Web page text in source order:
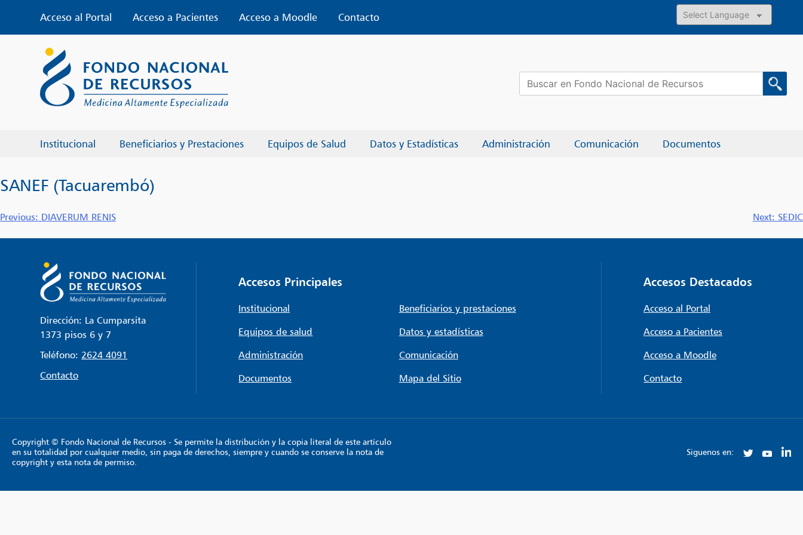
content
Acceso al Portal Acceso a Pacientes Acceso a Moodle
Contacto
Powered by
Institucional Beneficiarios y Prestaciones Equipos de Salud Datos y Estadísticas Administración Comunicación Documentos
Buscar:
SANEF (Tacuarembó)
Navegación
de
entradas
Previous: DIAVERUM RENIS Next: SEDIC
Dirección: La Cumparsita
1373 pisos 6 y 7
Teléfono: 2624 4091
Contacto
Accesos Principales
Institucional
Beneficiarios y prestaciones
Equipos de salud
Datos y estadísticas
Administración
Comunicación
Documentos
Mapa del Sitio
Accesos Destacados
Acceso al Portal
Acceso a Pacientes
Acceso a Moodle
Contacto
Copyright © Fondo Nacional de Recursos - Se permite la distribución y la copia literal de este artículo
en su totalidad por cualquier medio, sin paga de derechos, siempre y cuando se conserve la nota de
copyright y esta nota de permiso.
Siguenos en: